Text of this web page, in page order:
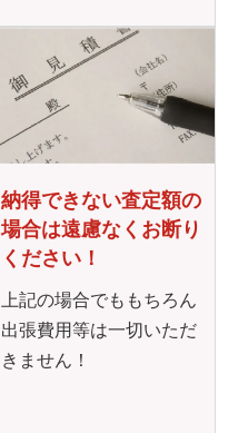
納得できない査定額の
場合は遠慮なくお断り
ください！
上記の場合でももちろん
出張費用等は一切いただ
きません！